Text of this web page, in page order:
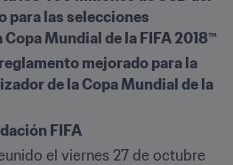
para las selecciones
Mundial de la FIFA 2018™
mejorado para la
de la Copa Mundial de la
FIFA
el viernes 27 de octubre